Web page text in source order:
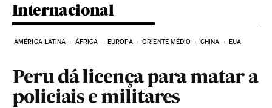
Internacional
AMÉRICA LATINA ÁFRICA EUROPA ORIENTE MÉDIO CHINA EUA
Peru dá licença para matar a
policiais e militares